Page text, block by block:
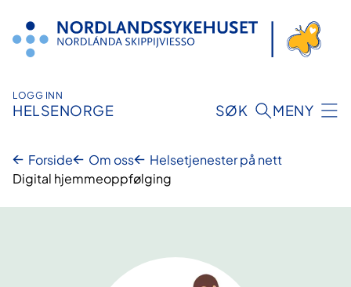
innhold
LOGG INN
HELSENORGE SØK MENY
Forside Om oss
Helsetjenester på nett
Digital hjemmeoppfølging